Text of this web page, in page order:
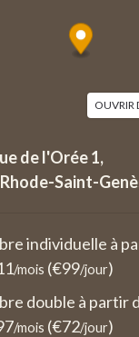
OUVRIR
de l'Orée 1,
Saint-
individuelle à
/mois (€99/jour)
double à partir
/mois (€72/jour)